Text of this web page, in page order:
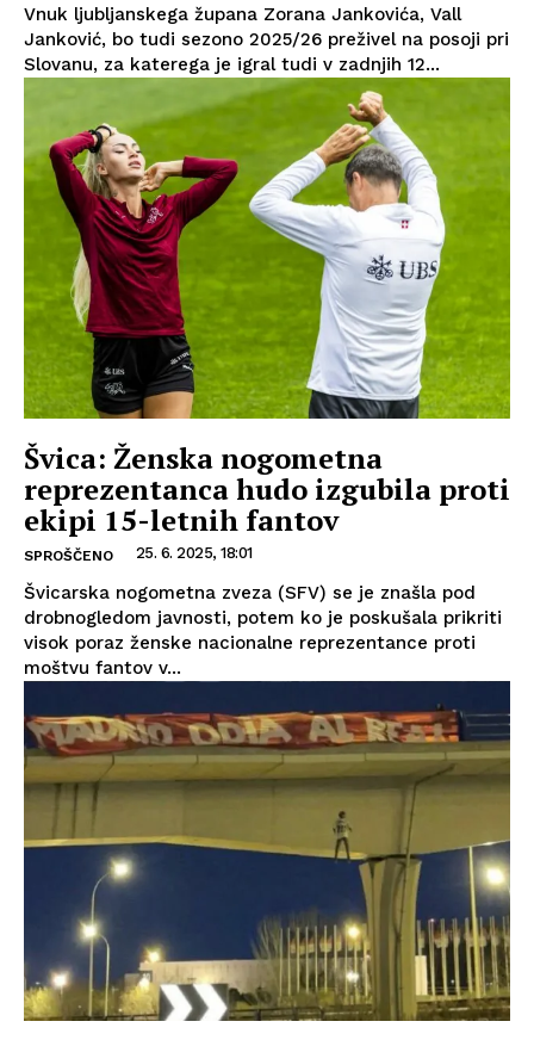
Vnuk ljubljanskega župana Zorana Jankovića, Vall
Janković, bo tudi sezono 2025/26 preživel na posoji pri
Slovanu, za katerega je igral tudi v zadnjih 12...
Švica: Ženska nogometna
reprezentanca hudo izgubila proti
ekipi 15-letnih fantov
SPROŠČENO 25. 6. 2025, 18:01
Švicarska nogometna zveza (SFV) se je znašla pod
drobnogledom javnosti, potem ko je poskušala prikriti
visok poraz ženske nacionalne reprezentance proti
moštvu fantov v...